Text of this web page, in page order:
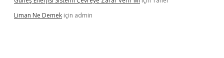
Liman Ne Demek için admin